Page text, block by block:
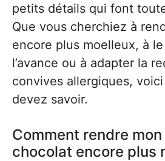
petits détails qui font
Que vous cherchiez à
encore plus moelleux, à
l’avance ou à adapter la
convives allergiques,
devez savoir.
Comment rendre
chocolat encore plus